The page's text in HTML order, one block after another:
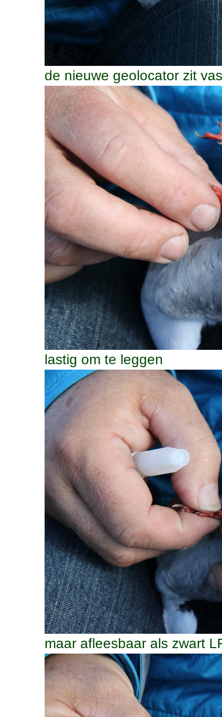
de nieuwe geolocator zit
lastig om te leggen
maar afleesbaar als zwart